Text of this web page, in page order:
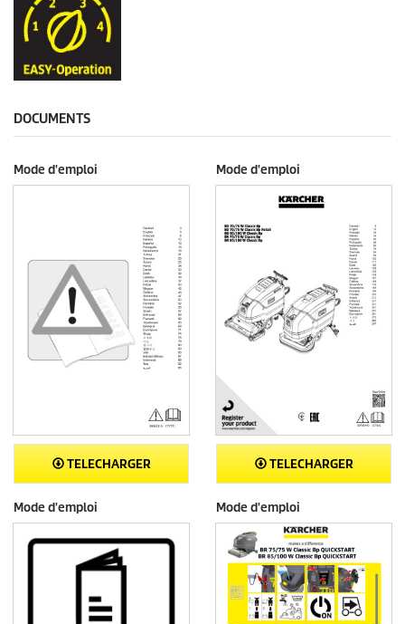
DOCUMENTS
Mode d'emploi
TELECHARGER
Mode d'emploi
TELECHARGER
Mode d'emploi Mode d'emploi